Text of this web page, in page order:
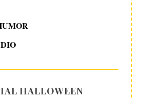
HALLOWEEN